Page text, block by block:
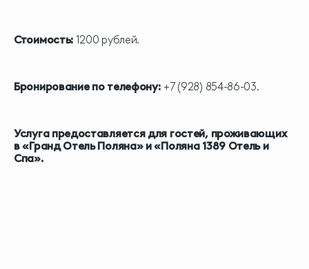
Стоимость: 1200 рублей.
Бронирование по телефону: +7 (928) 854-86-03.
Услуга предоставляется для гостей, проживающих
в «Гранд Отель Поляна» и «Поляна 1389 Отель и
Спа».